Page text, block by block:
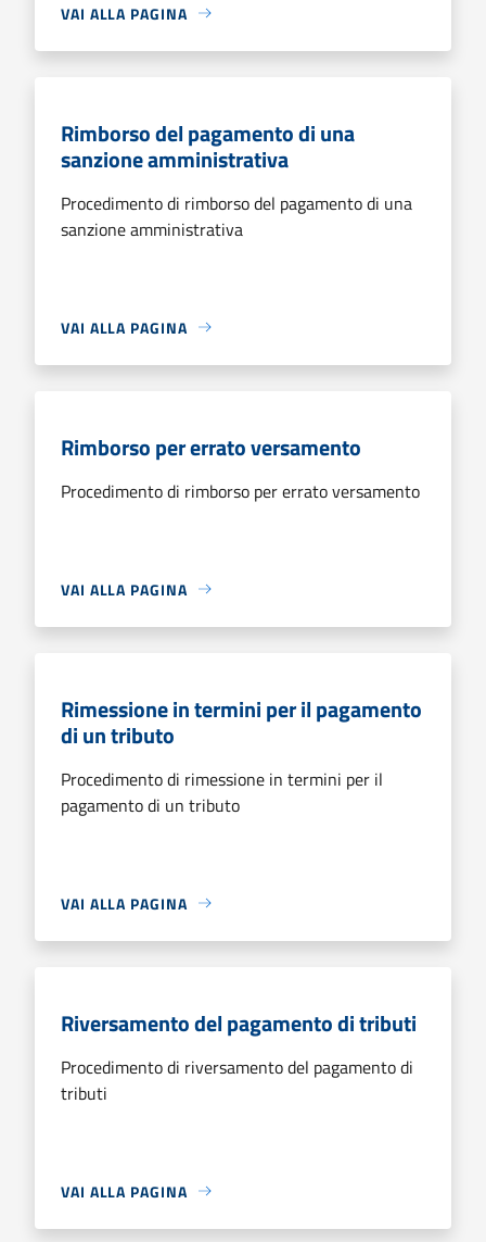
VAI ALLA PAGINA
Rimborso del pagamento di una
sanzione amministrativa
Procedimento di rimborso del pagamento di una
sanzione amministrativa
VAI ALLA PAGINA
Rimborso per errato versamento
Procedimento di rimborso per errato versamento
VAI ALLA PAGINA
Rimessione in termini per il pagamento
di un tributo
Procedimento di rimessione in termini per il
pagamento di un tributo
VAI ALLA PAGINA
Riversamento del pagamento di tributi
Procedimento di riversamento del pagamento di
tributi
VAI ALLA PAGINA